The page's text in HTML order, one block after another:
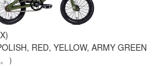
RED, YELLOW, ARMY GREEN
）